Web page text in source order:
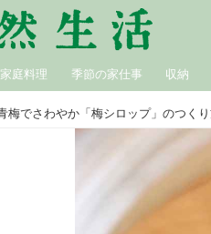
家庭料理 季節の家仕事 収納